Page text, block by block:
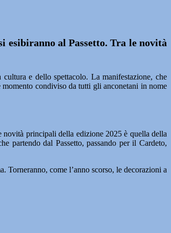
al Passetto. Tra le novità
e dello spettacolo. La manifestazione, che
condiviso da tutti gli anconetani in nome
novità principali della edizione 2025 è quella della
partendo dal Passetto, passando per il Cardeto,
Torneranno, come l’anno scorso, le decorazioni a